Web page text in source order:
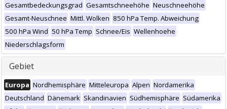
Gesamtbedeckungsgrad Gesamtschneehöhe Neuschneehöhe
Gesamt-Neuschnee Mittl. Wolken 850 hPa Temp. Abweichung
500 hPa Wind 50 hPa Temp Schnee/Eis Wellenhoehe
Niederschlagsform
Gebiet
Europa Nordhemisphäre Mitteleuropa Alpen Nordamerika
Deutschland Dänemark Skandinavien Südhemisphäre Südamerika